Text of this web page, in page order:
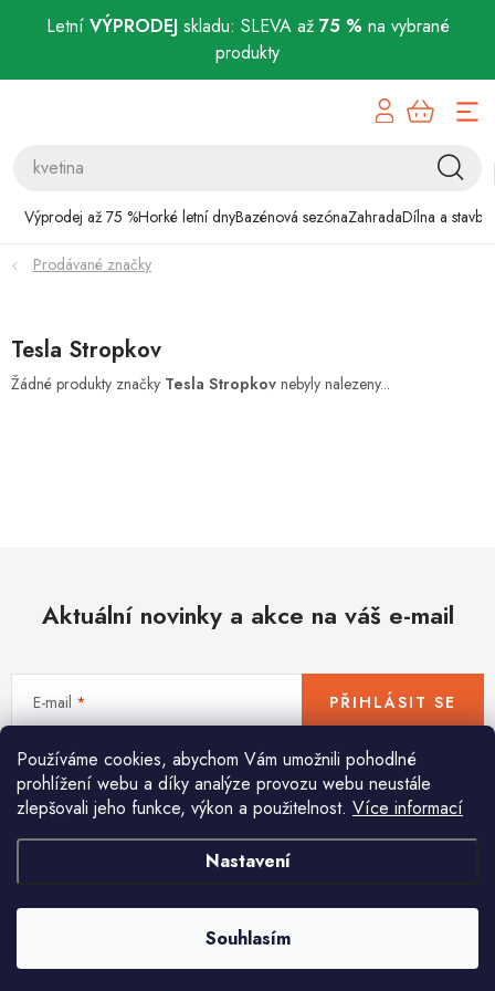
Letní VÝPRODEJskladu: SLEVA až 75 % na vybrané
produkty
Používáme cookies, abychom Vám umožnili pohodlné
prohlížení webu a díky analýze provozu webu neustále
zlepšovali jeho funkce, výkon a použitelnost. Více informací
Nastavení
Souhlasím
Výprodej až 75 %Horké letní dnyBazénová sezónaZahradaDílna a stavba
Bazénová sezóna
Zahrada
Domácnost
Novinky
World Cleanup Day
Akční ceny
Půjčovna Kontaktuje nás
Obchodní podmínky
Vrácení a reklamace
Podmínky ochrany osobních údajů
Obchodní podmínky pro podnikatele
Způsob doručení a platby
Zásady používání cookies
Prodávané značky
Tesla Stropkov
Žádné produkty značky Tesla Stropkov nebyly nalezeny...
Aktuální novinky a akce na váš e-mail
E-mail
Vložením e-mailu souhlasíte spodmínkami ochrany osobních údajů
PŘIHLÁSIT SE
Pomůžeme vám s výběrem
Potřebujete s něčím poradit? Jsme tu pro vás!
info@huka.cz